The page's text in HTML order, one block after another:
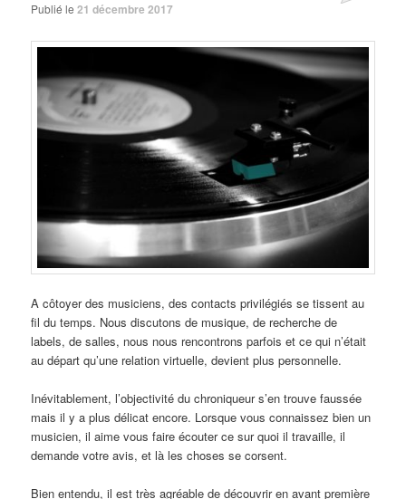
Publié le21 décembre 2017
A côtoyer des musiciens, des contacts privilégiés se tissent au
fil du temps. Nous discutons de musique, de recherche de
labels, de salles, nous nous rencontrons parfois et ce qui n’était
au départ qu’une relation virtuelle, devient plus personnelle.
Inévitablement, l’objectivité du chroniqueur s’en trouve faussée
mais il y a plus délicat encore. Lorsque vous connaissez bien un
musicien, il aime vous faire écouter ce sur quoi il travaille, il
demande votre avis, et là les choses se corsent.
Bien entendu, il est très agréable de découvrir en avant première